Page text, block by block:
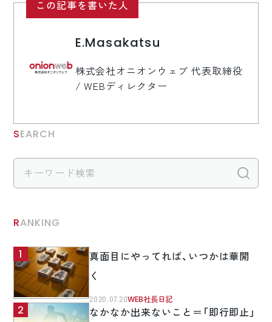
この記事を書いた人
E.Masakatsu
株式会社オニオンウェブ 代表取締役
/ WEBディレクター
SEARCH
RANKING
真面目にやってれば、いつかは華開
く
2020.07.20WEB社長日記
なかなか出来ないこと＝「即行即止」